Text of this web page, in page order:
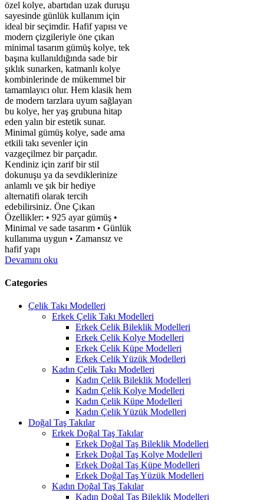
özel kolye, abartıdan uzak duruşu
sayesinde günlük kullanım için
ideal bir seçimdir. Hafif yapısı ve
modern çizgileriyle öne çıkan
minimal tasarım gümüş kolye, tek
başına kullanıldığında sade bir
şıklık sunarken, katmanlı kolye
kombinlerinde de mükemmel bir
tamamlayıcı olur. Hem klasik hem
de modern tarzlara uyum sağlayan
bu kolye, her yaş grubuna hitap
eden yalın bir estetik sunar.
Minimal gümüş kolye, sade ama
etkili takı sevenler için
vazgeçilmez bir parçadır.
Kendiniz için zarif bir stil
dokunuşu ya da sevdiklerinize
anlamlı ve şık bir hediye
alternatifi olarak tercih
edebilirsiniz. Öne Çıkan
Özellikler: • 925 ayar gümüş •
Minimal ve sade tasarım • Günlük
kullanıma uygun • Zamansız ve
hafif yapı
Devamını oku
Categories
Çelik Takı Modelleri
Erkek Çelik Takı Modelleri
Erkek Çelik Bileklik Modelleri
Erkek Çelik Kolye Modelleri
Erkek Çelik Küpe Modelleri
Erkek Çelik Yüzük Modelleri
Kadın Çelik Takı Modelleri
Kadın Çelik Bileklik Modelleri
Kadın Çelik Kolye Modelleri
Kadın Çelik Küpe Modelleri
Kadın Çelik Yüzük Modelleri
Doğal Taş Takılar
Erkek Doğal Taş Takılar
Erkek Doğal Taş Bileklik Modelleri
Erkek Doğal Taş Kolye Modelleri
Erkek Doğal Taş Küpe Modelleri
Erkek Doğal Taş Yüzük Modelleri
Kadın Doğal Taş Takılar
Kadın Doğal Taş Bileklik Modelleri